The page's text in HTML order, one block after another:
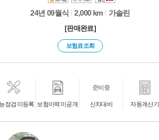
24년 09월식 2,000 km 가솔린
[판매완료]
보험료조회
점검 미등록 보험이력 미공개 신차대비
준비중
자동계산기